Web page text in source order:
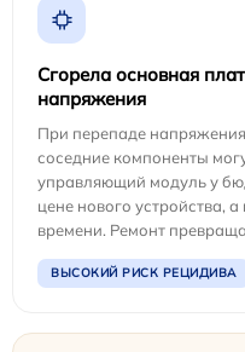
Сгорела основная
напряжения
При перепаде
соседние компоненты
управляющий модуль у
цене нового устройства,
времени. Ремонт
ВЫСОКИЙ РИСК РЕЦИДИВА